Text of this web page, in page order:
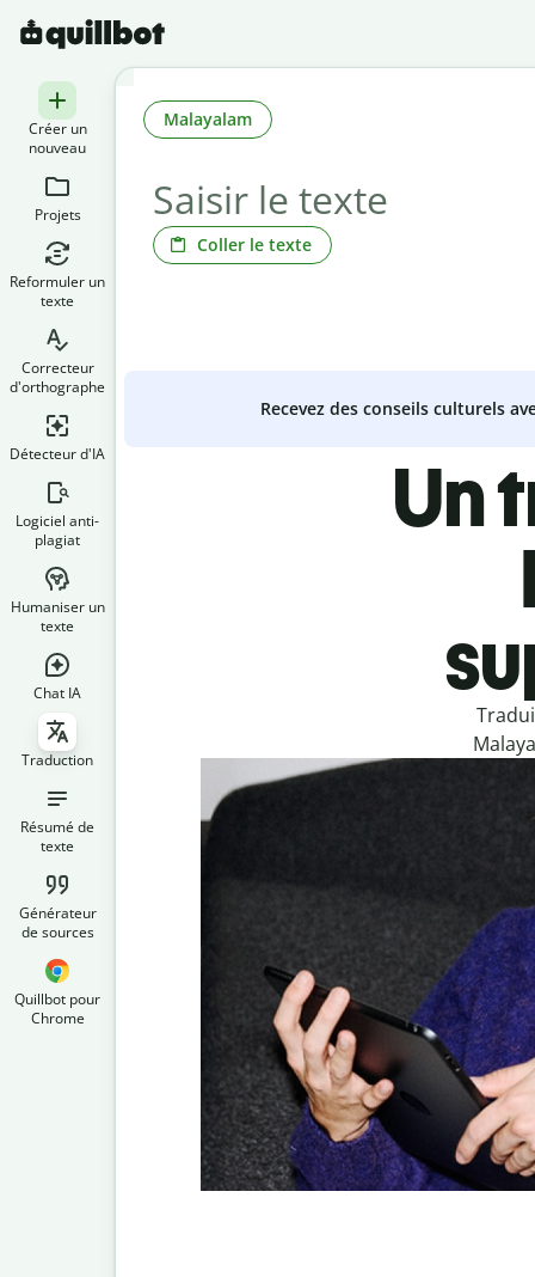
Créer un
nouveau
Projets
Reformuler un
texte
Correcteur
d'orthographe
Détecteur d'IA
Logiciel anti-
plagiat
Humaniser un
texte
Chat IA
Traduction
Résumé de
texte
Générateur
de sources
Quillbot pour
Chrome
Coller le texte
Malayalam
Recevez des conseils culturels
Un